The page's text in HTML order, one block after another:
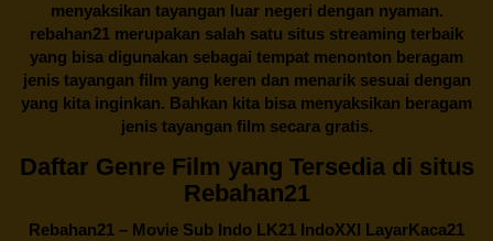
menyaksikan tayangan luar negeri dengan nyaman.
rebahan21 merupakan salah satu situs streaming terbaik
yang bisa digunakan sebagai tempat menonton beragam
jenis tayangan film yang keren dan menarik sesuai dengan
yang kita inginkan. Bahkan kita bisa menyaksikan beragam
jenis tayangan film secara gratis.
Daftar Genre Film yang Tersedia di situs
Rebahan21
Rebahan21 – Movie Sub Indo LK21 IndoXXI LayarKaca21